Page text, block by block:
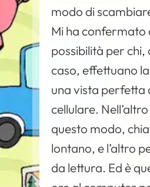
modo di
Mi ha confermato
possibilità per chi,
caso, effettuano
una vista perfetta
cellulare.
questo modo,
lontano, e l’altro
da lettura. Ed è